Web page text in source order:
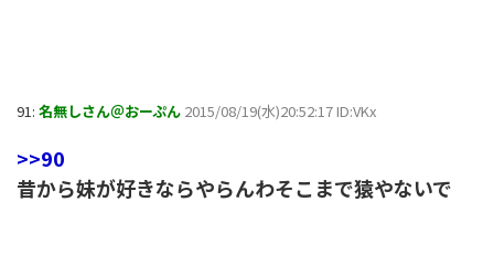
91: 名無しさん＠おーぷん 2015/08/19(水)20:52:17 ID:VKx
>>90
昔から妹が好きならやらんわそこまで猿やないで